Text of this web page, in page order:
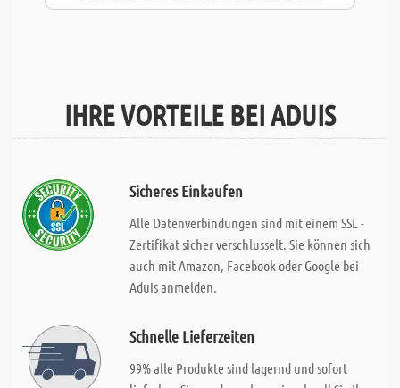
IHRE VORTEILE BEI ADUIS
Sicheres Einkaufen
Alle Datenverbindungen sind mit einem SSL -
Zertifikat sicher verschlusselt. Sie können sich
auch mit Amazon, Facebook oder Google bei
Aduis anmelden.
Schnelle Lieferzeiten
99% alle Produkte sind lagernd und sofort